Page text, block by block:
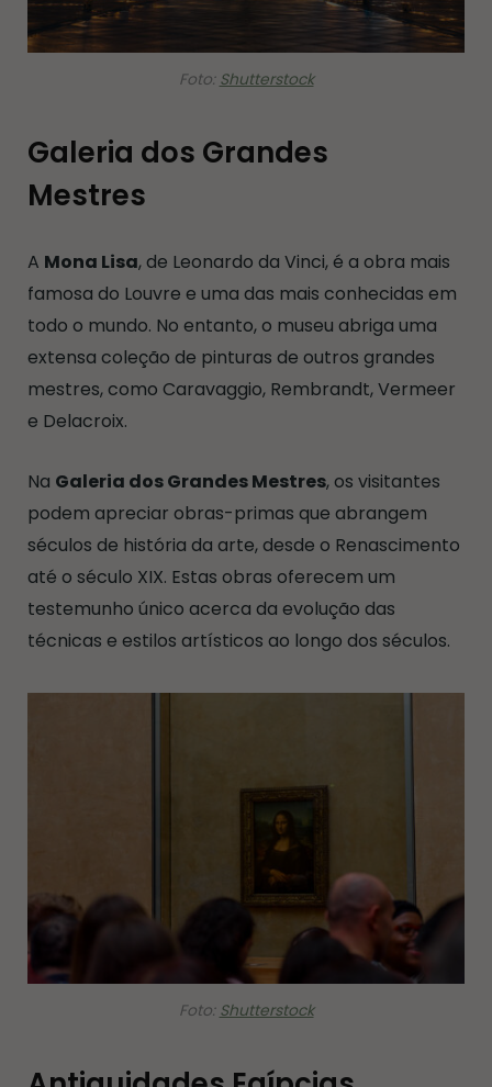
Foto: Shutterstock
Galeria dos Grandes
Mestres
A Mona Lisa, de Leonardo da Vinci, é a obra mais
famosa do Louvre e uma das mais conhecidas em
todo o mundo. No entanto, o museu abriga uma
extensa coleção de pinturas de outros grandes
mestres, como Caravaggio, Rembrandt, Vermeer
e Delacroix.
Na Galeria dos Grandes Mestres, os visitantes
podem apreciar obras-primas que abrangem
séculos de história da arte, desde o Renascimento
até o século XIX. Estas obras oferecem um
testemunho único acerca da evolução das
técnicas e estilos artísticos ao longo dos séculos.
Foto: Shutterstock